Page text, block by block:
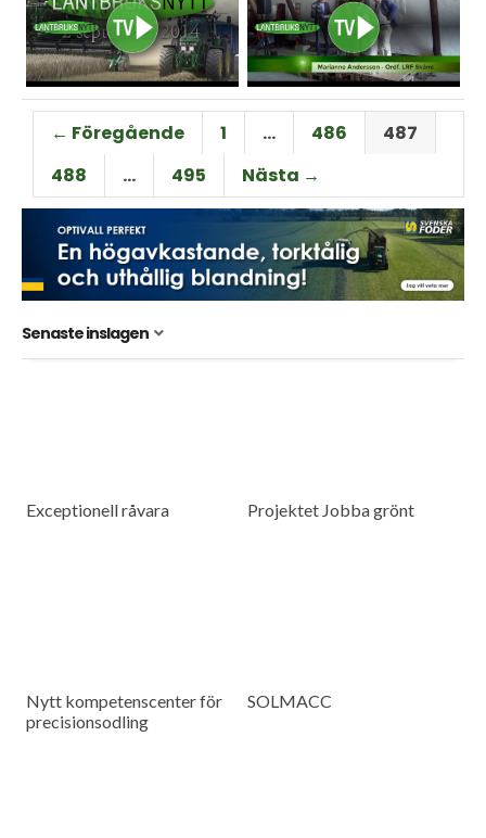
← Föregående 1 … 486
487
488
… 495 Nästa →
Senaste inslagen
Exceptionell råvara Projektet Jobba grönt
Nytt kompetenscenter för
precisionsodling
SOLMACC